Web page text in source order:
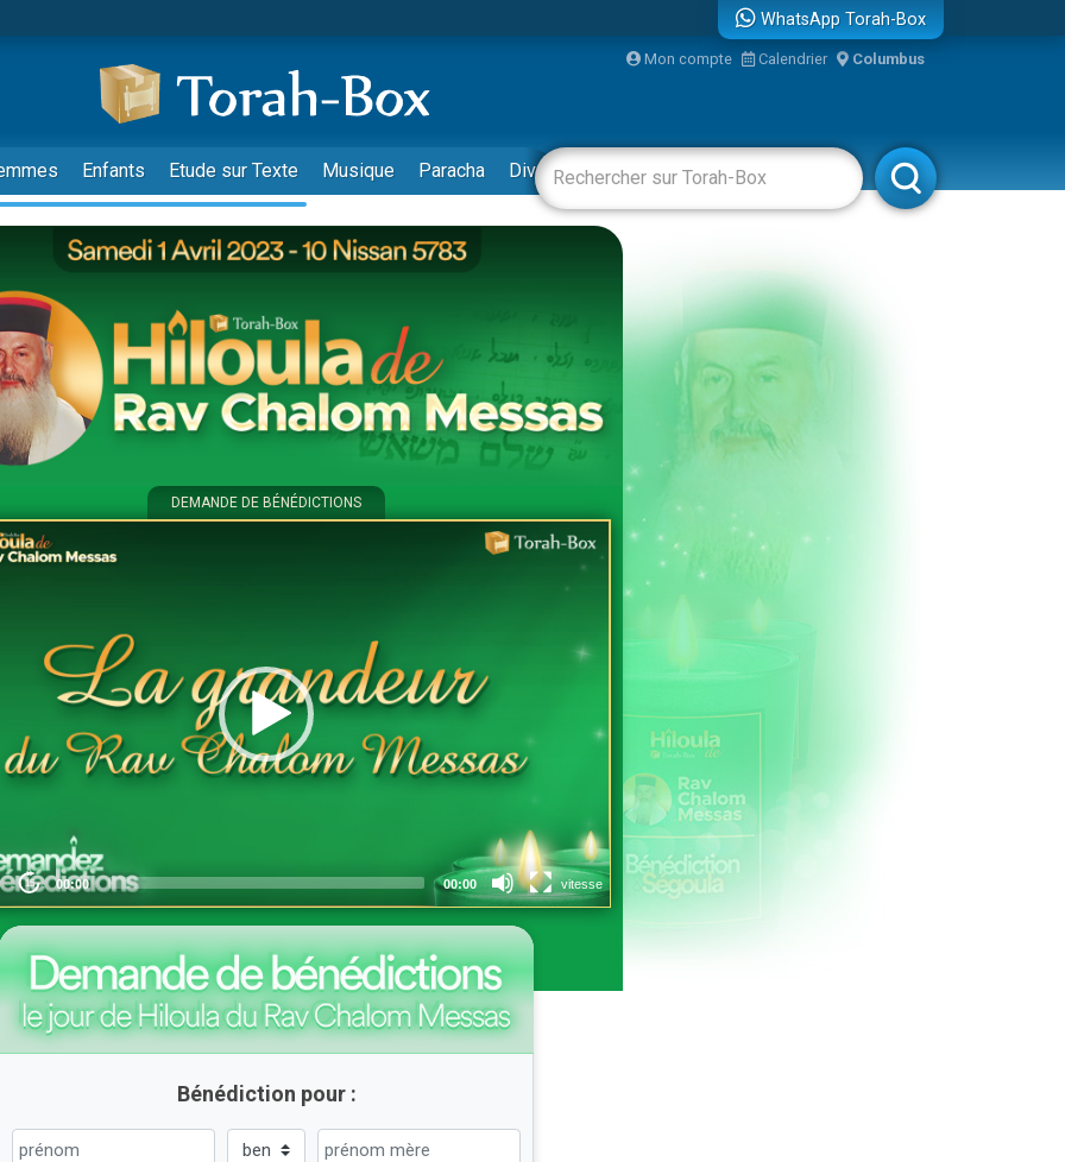
WhatsApp Torah-Box
Mon compte Calendrier Columbus
Enfants Etude sur Texte Musique Paracha Divertissements Livres Rabbanim
DEMANDE DE BÉNÉDICTIONS
Bénédiction pour :